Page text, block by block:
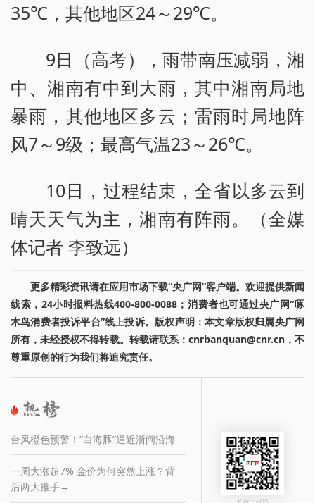
35℃，其他地区24～29℃。
9日（高考），雨带南压减弱，湘
中、湘南有中到大雨，其中湘南局地
暴雨，其他地区多云；雷雨时局地阵
风7～9级；最高气温23～26℃。
10日，过程结束，全省以多云到
晴天天气为主，湘南有阵雨。（全媒
体记者 李致远）
更多精彩资讯请在应用市场下载“央广网”客户端。欢迎提供新闻
线索，24小时报料热线400-800-0088；消费者也可通过央广网“啄
木鸟消费者投诉平台”线上投诉。版权声明：本文章版权归属央广网
所有，未经授权不得转载。转载请联系：cnrbanquan@cnr.cn，不
尊重原创的行为我们将追究责任。
台风橙色预警！“白海豚”逼近浙闽沿海
一周大涨超7% 金价为何突然上涨？背
后两大推手→